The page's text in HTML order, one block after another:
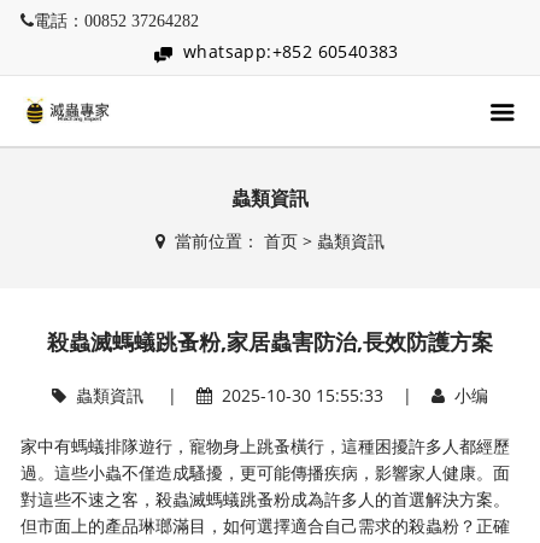
電話：00852 37264282
whatsapp:+852 60540383
蟲類資訊
當前位置： 首页> 蟲類資訊
殺蟲滅螞蟻跳蚤粉,家居蟲害防治,長效防護方案
蟲類資訊| 2025-10-30 15:55:33 | 小编
家中有螞蟻排隊遊行，寵物身上跳蚤橫行，這種困擾許多人都經歷
過。這些小蟲不僅造成騷擾，更可能傳播疾病，影響家人健康。面
對這些不速之客，殺蟲滅螞蟻跳蚤粉成為許多人的首選解決方案。
但市面上的產品琳瑯滿目，如何選擇適合自己需求的殺蟲粉？正確